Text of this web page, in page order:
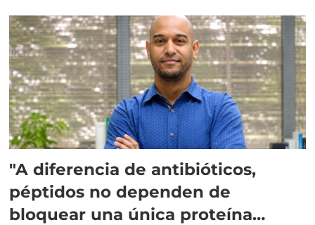
"A diferencia de antibióticos,
péptidos no dependen de
bloquear una única proteína